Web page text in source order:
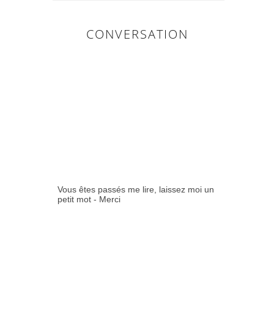
CONVERSATION
Vous êtes passés me lire, laissez moi un
petit mot - Merci